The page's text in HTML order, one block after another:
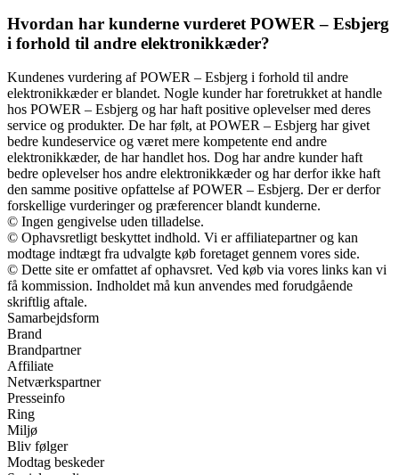
Hvordan har kunderne vurderet POWER – Esbjerg
i forhold til andre elektronikkæder?
Kundenes vurdering af POWER – Esbjerg i forhold til andre
elektronikkæder er blandet. Nogle kunder har foretrukket at handle
hos POWER – Esbjerg og har haft positive oplevelser med deres
service og produkter. De har følt, at POWER – Esbjerg har givet
bedre kundeservice og været mere kompetente end andre
elektronikkæder, de har handlet hos. Dog har andre kunder haft
bedre oplevelser hos andre elektronikkæder og har derfor ikke haft
den samme positive opfattelse af POWER – Esbjerg. Der er derfor
forskellige vurderinger og præferencer blandt kunderne.
© Ingen gengivelse uden tilladelse.
© Ophavsretligt beskyttet indhold. Vi er affiliatepartner og kan
modtage indtægt fra udvalgte køb foretaget gennem vores side.
© Dette site er omfattet af ophavsret. Ved køb via vores links kan vi
få kommission. Indholdet må kun anvendes med forudgående
skriftlig aftale.
Samarbejdsform
Brand
Brandpartner
Affiliate
Netværkspartner
Presseinfo
Ring
Miljø
Bliv følger
Modtag beskeder